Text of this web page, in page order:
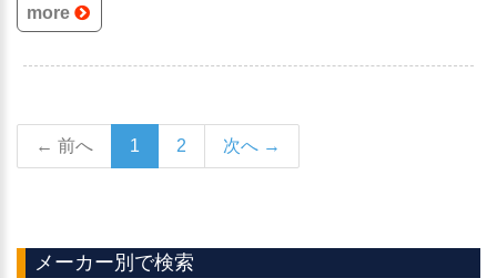
more
← 前へ 1 2 次へ →
メーカー別で検索